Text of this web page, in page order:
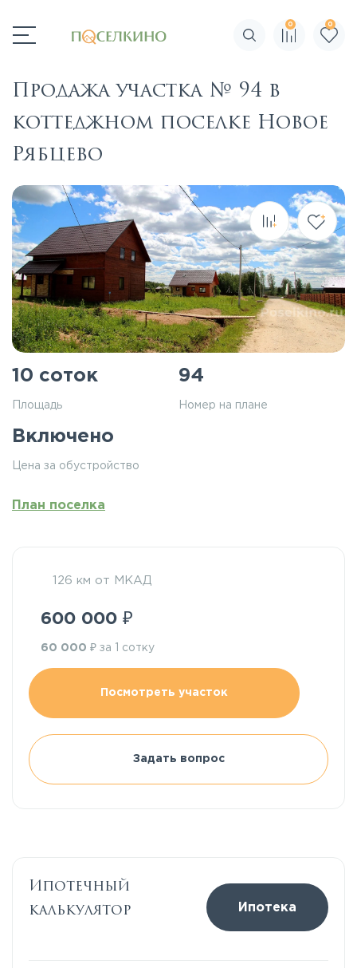
Поиск по сайту
0 0
Продажа участка № 94 в
коттеджном поселке Новое
Рябцево
10 соток
Площадь
94
Номер на плане
Включено
Цена за обустройство
План поселка
126 км от МКАД
600 000 ₽
60 000 ₽ за 1 сотку
Посмотреть участок
Задать вопрос
Ипотечный
калькулятор
Ипотека